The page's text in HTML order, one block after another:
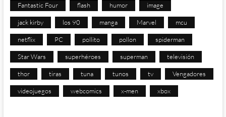
Fantastic Four flash humor image
jack kirby los 90 manga Marvel mcu
netflix PC pollito pollon spiderman
Star Wars superhéroes superman televisión
thor tiras tuna tunos tv Vengadores
videojuegos webcomics x-men xbox